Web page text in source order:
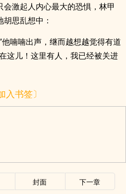
激起人内心最大的恐惧，林甲
思乱想中：
喃喃出声，继而越想越觉得有道
这儿！这里有人，我已经被关进
入书签〕
封面 下一章